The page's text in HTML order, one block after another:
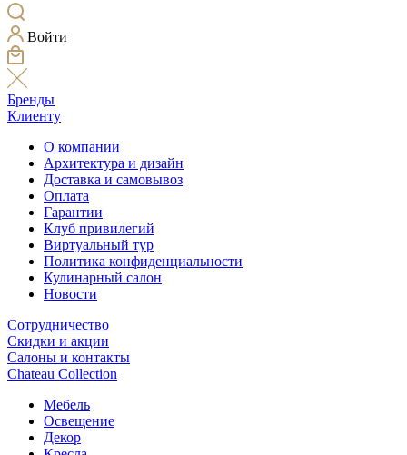
Войти
Бренды
Клиенту
О компании
Архитектура и дизайн
Доставка и самовывоз
Оплата
Гарантии
Клуб привилегий
Виртуальный тур
Политика конфиденциальности
Кулинарный салон
Новости
Сотрудничество
Скидки и акции
Салоны и контакты
Chateau Collection
Мебель
Освещение
Декор